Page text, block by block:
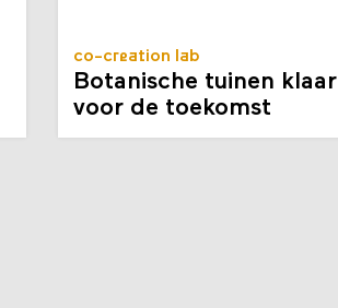
co-creation lab
Botanische tuinen klaar
voor de toekomst